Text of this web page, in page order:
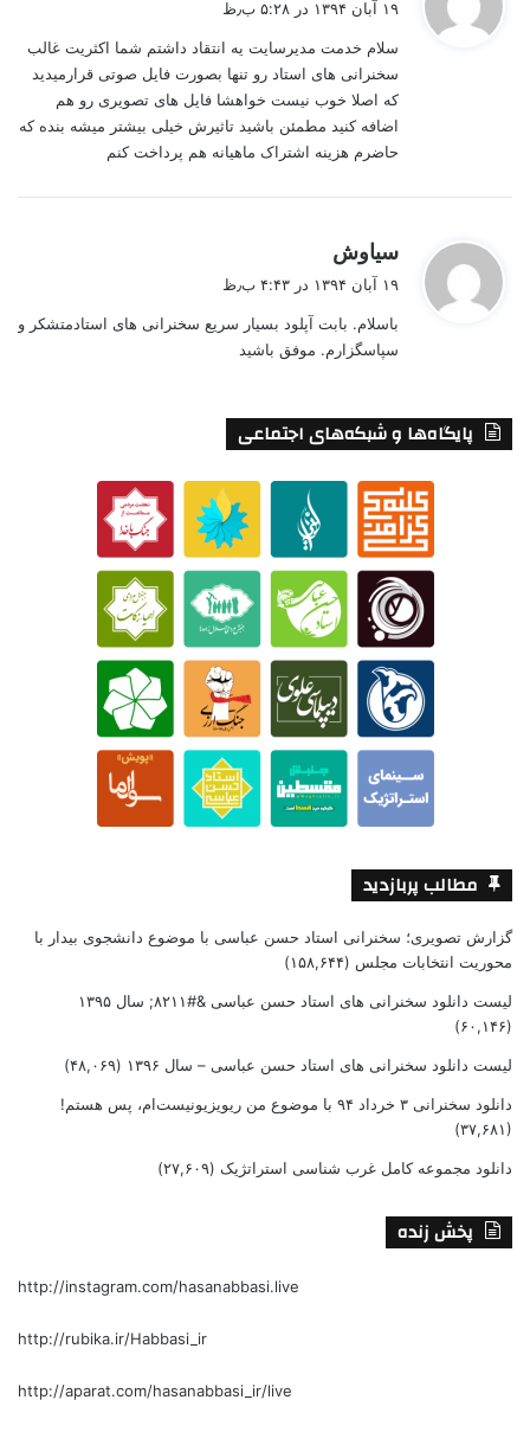
:
۱۹ آبان ۱۳۹۴ در ۵:۲۸ ب٫ظ
سلام خدمت مدیرسایت یه انتقاد داشتم شما اکثریت غالب
سخنرانی های استاد رو تنها بصورت فایل صوتی قرارمیدید
که اصلا خوب نیست خواهشا فایل های تصویری رو هم
اضافه کنید مطمئن باشید تاثیرش خیلی بیشتر میشه بنده که
حاضرم هزینه اشتراک ماهیانه هم پرداخت کنم
سیاوش
:
۱۹ آبان ۱۳۹۴ در ۴:۴۳ ب٫ظ
باسلام. بابت آپلود بسیار سریع سخنرانی های استادمتشکر و
سپاسگزارم. موفق باشيد
پایگاه‌ها و شبکه‌های اجتماعی
مطالب پربازدید
گزارش تصویری؛ سخنرانی استاد حسن عباسی با موضوع دانشجوی بیدار با
محوریت انتخابات مجلس (۱۵۸,۶۴۴)
لیست دانلود سخنرانی های استاد حسن عباسی &#۸۲۱۱; سال ۱۳۹۵
(۶۰,۱۴۶)
لیست دانلود سخنرانی های استاد حسن عباسی – سال ۱۳۹۶ (۴۸,۰۶۹)
دانلود سخنرانی ۳ خرداد ۹۴ با موضوع من ریویزیونیست‌ام، پس هستم!
(۳۷,۶۸۱)
دانلود مجموعه کامل غرب شناسی استراتژیک (۲۷,۶۰۹)
پخش زنده
http://instagram.com/hasanabbasi.live
http://rubika.ir/Habbasi_ir
http://aparat.com/hasanabbasi_ir/live